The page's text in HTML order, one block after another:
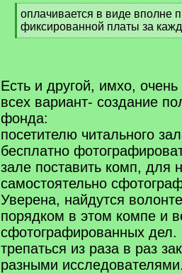
[
q
]
оплачивается в виде вполне
фиксированной платы за
[
Есть и другой, имхо,
всех вариант- создание
фонда:
посетителю читального
бесплатно
зале поставить комп, для
самостоятельно
Уверена, найдутся
порядком в этом компе и
сфотографированных дел.
трепаться из раза в раз
разными